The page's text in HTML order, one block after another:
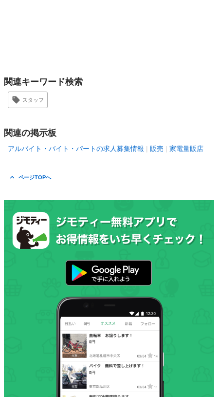
関連キーワード検索
スタッフ
関連の掲示板
アルバイト・バイト・パートの求人募集情報 販売 家電量販店
ページTOPへ